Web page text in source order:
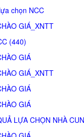
chọn NCC
GIÁ_XNTT
(440)
GIÁ
GIÁ_XNTT
GIÁ
GIÁ
LỰA CHỌN NHÀ